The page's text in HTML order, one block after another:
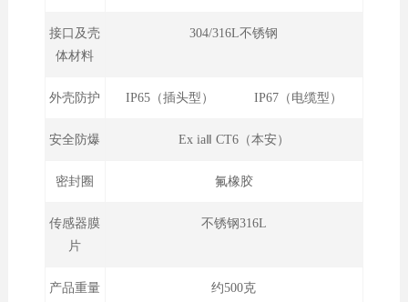
接口及壳
体材料
304/316L不锈钢
外壳防护 IP65（插头型） IP67（电缆型）
安全防爆 Ex iaⅡ CT6（本安）
密封圈 氟橡胶
传感器膜
片
不锈钢316L
产品重量 约500克